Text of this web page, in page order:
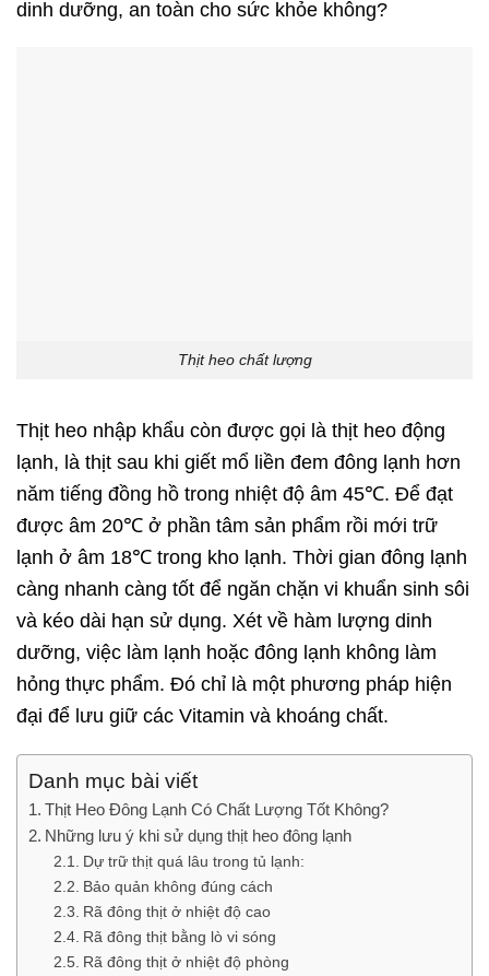
dinh dưỡng, an toàn cho sức khỏe không?
Thịt heo chất lượng
Thịt heo nhập khẩu còn được gọi là thịt heo động
lạnh, là thịt sau khi giết mổ liền đem đông lạnh hơn
năm tiếng đồng hồ trong nhiệt độ âm 45℃. Để đạt
được âm 20℃ ở phần tâm sản phẩm rồi mới trữ
lạnh ở âm 18℃ trong kho lạnh. Thời gian đông lạnh
càng nhanh càng tốt để ngăn chặn vi khuẩn sinh sôi
và kéo dài hạn sử dụng. Xét về hàm lượng dinh
dưỡng, việc làm lạnh hoặc đông lạnh không làm
hỏng thực phẩm. Đó chỉ là một phương pháp hiện
đại để lưu giữ các Vitamin và khoáng chất.
Danh mục bài viết
Thịt Heo Đông Lạnh Có Chất Lượng Tốt Không?
Những lưu ý khi sử dụng thịt heo đông lạnh
Dự trữ thịt quá lâu trong tủ lạnh:
Bảo quản không đúng cách
Rã đông thịt ở nhiệt độ cao
Rã đông thịt bằng lò vi sóng
Rã đông thịt ở nhiệt độ phòng